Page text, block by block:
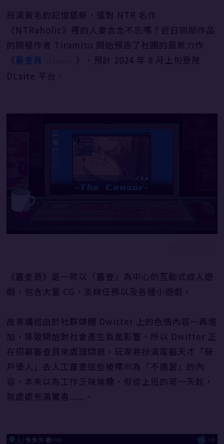
扮演黃毛的記憶猶新，還對 NTR 名作
《NTRaholic》裡的人妻念念不忘嗎？近日同部作品
的開發作者 Tiramisu 開始預告了社團的最新力作
《審査員
》，預計 2024 年 8 月上旬登陸
DLsite 平台。
《審査員》是一款以「審查」為中心的互動式成人遊
戲，包含大量 CG、支線任務以及各種小遊戲。
故事講述由於社群媒體 Dwitter 上的色情內容一再增
加，導致開始對社會產生負面影響，所以 Dwitter 正
在招募審查員來處理問題。玩家將扮演電腦天才「藤
戶優人」去人工審查這些被標示為「不適當」的內
容，本來以為工作乏味無趣，但從上班的第一天起，
就處處充滿驚喜......。